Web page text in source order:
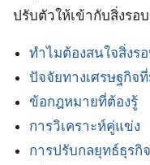
ปรับตัวให้เข้ากับสิ่งรอ
ทำไมต้องสนใจสิ่งร
ปัจจัยทางเศรษฐกิจ
ข้อกฎหมายที่ต้องรู้
การวิเคราะห์คู่แข่ง
การปรับกลยุทธ์ธุรกิ